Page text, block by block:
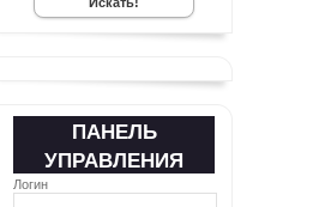
ПАНЕЛЬ
УПРАВЛЕНИЯ
Логин